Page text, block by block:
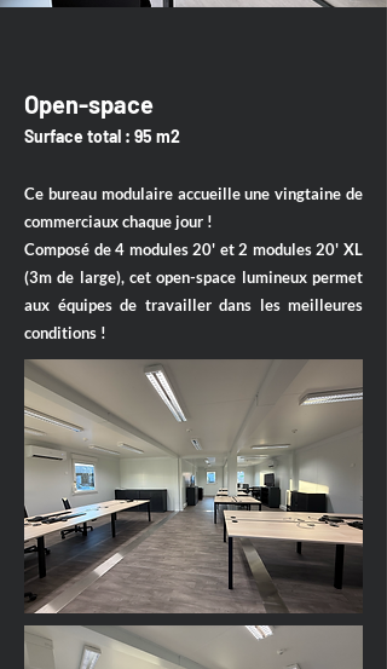
Open-space
Surface total : 95 m2
Ce bureau modulaire accueille une vingtaine de
commerciaux chaque jour !
Composé de 4 modules 20' et 2 modules 20' XL
(3m de large), cet open-space lumineux permet
aux équipes de travailler dans les meilleures
conditions !